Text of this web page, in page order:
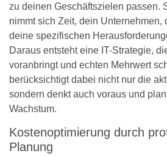
zu deinen Geschäftszielen passen.
nimmt sich Zeit, dein Unternehmen,
deine spezifischen
Daraus entsteht eine IT-Strategie,
voranbringt und echten Mehrwert
berücksichtigt dabei nicht nur die
sondern denkt auch voraus und
Wachstum.
Kostenoptimierung durch
Planung